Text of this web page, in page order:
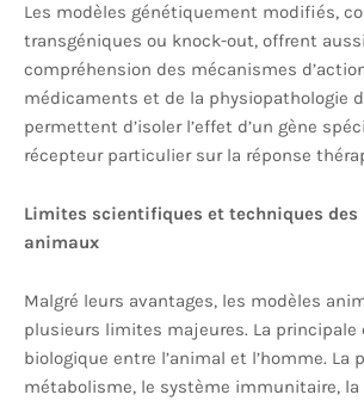
Les modèles génétiquement modifiés,
transgéniques ou knock-out, offrent
compréhension des mécanismes
médicaments et de la physiopathologie
permettent d’isoler l’effet d’un gène
récepteur particulier sur la réponse
Limites scientifiques et techniques des
animaux
Malgré leurs avantages, les modèles
plusieurs limites majeures. La principale
biologique entre l’animal et l’homme. La
métabolisme, le système immunitaire,